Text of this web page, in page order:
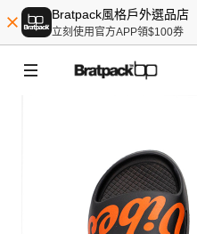
Bratpack風格戶外選品店
立刻使用官方APP領$100券